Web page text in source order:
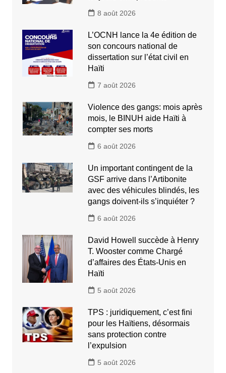
8 août 2026
L’OCNH lance la 4e édition de
son concours national de
dissertation sur l’état civil en
Haïti
7 août 2026
Violence des gangs: mois après
mois, le BINUH aide Haïti à
compter ses morts
6 août 2026
Un important contingent de la
GSF arrive dans l’Artibonite
avec des véhicules blindés, les
gangs doivent-ils s’inquiéter ?
6 août 2026
David Howell succède à Henry
T. Wooster comme Chargé
d’affaires des États-Unis en
Haïti
5 août 2026
TPS : juridiquement, c’est fini
pour les Haïtiens, désormais
sans protection contre
l’expulsion
5 août 2026